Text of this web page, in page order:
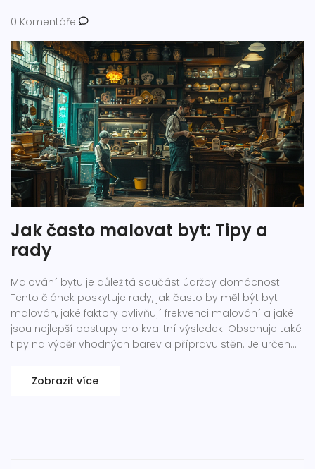
0 Komentáře
Jak často malovat byt: Tipy a
rady
Malování bytu je důležitá součást údržby domácnosti.
Tento článek poskytuje rady, jak často by měl být byt
malován, jaké faktory ovlivňují frekvenci malování a jaké
jsou nejlepší postupy pro kvalitní výsledek. Obsahuje také
tipy na výběr vhodných barev a přípravu stěn. Je určen
krásný.Zobrazit více